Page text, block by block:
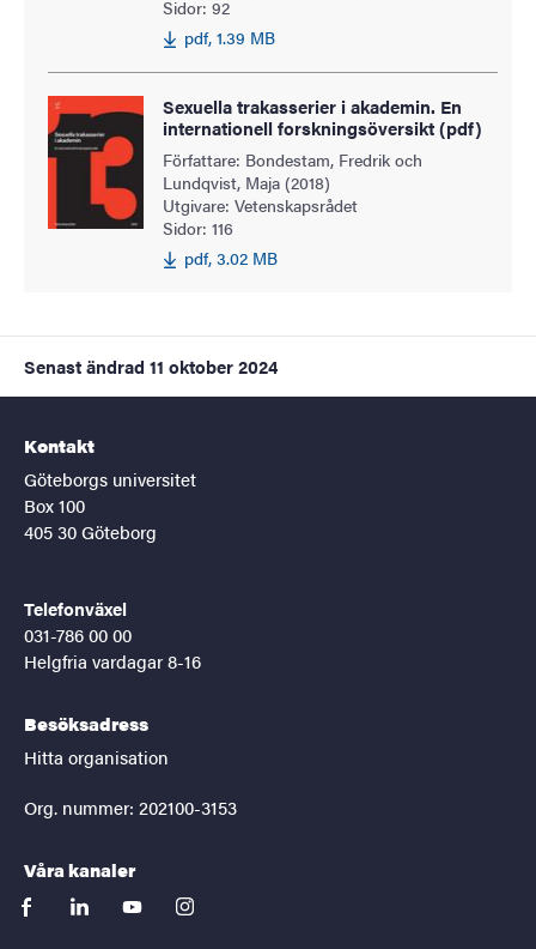
Sidor: 92
pdf, 1.39 MB
Sexuella trakasserier i akademin. En
internationell forskningsöversikt (pdf)
Författare: Bondestam, Fredrik och
Lundqvist, Maja (2018)
Utgivare: Vetenskapsrådet
Sidor: 116
pdf, 3.02 MB
Senast ändrad 11 oktober 2024
Kontakt
Göteborgs universitet
Box 100
405 30 Göteborg
Telefonväxel
031-786 00 00
Helgfria vardagar 8-16
Besöksadress
Hitta organisation
Org. nummer: 202100-3153
Våra kanaler
facebooklinkedinyoutubeinstagram